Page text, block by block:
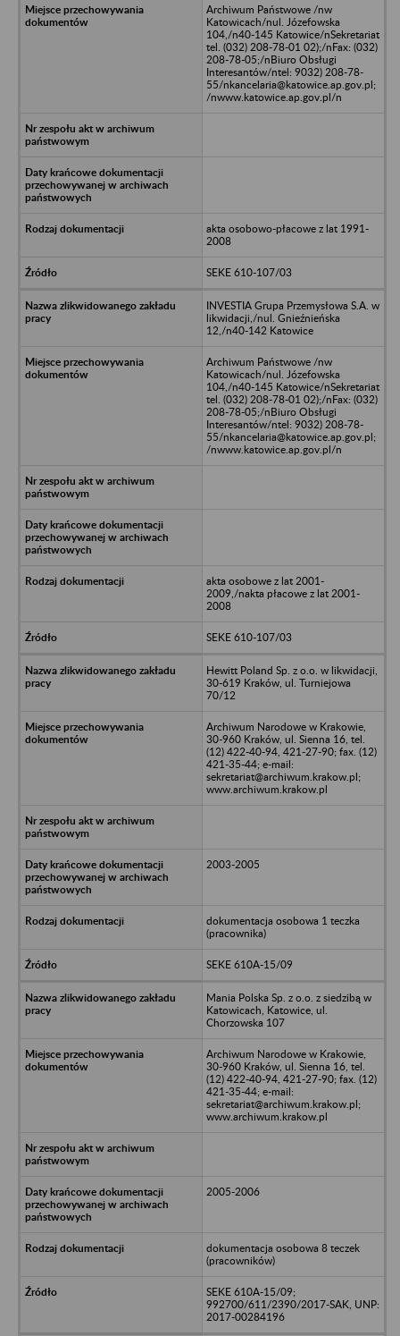
Archiwum Państwowe /nw
Katowicach/nul. Józefowska
104,/n40-145 Katowice/nSekretariat
tel. (032) 208-78-01 02);/nFax: (032)
208-78-05;/nBiuro Obsługi
Interesantów/ntel: 9032) 208-78-
55/nkancelaria@katowice.ap.gov.pl;
/nwww.katowice.ap.gov.pl/n
akta osobowo-płacowe z lat 1991-
2008
SEKE 610-107/03
INVESTIA Grupa Przemysłowa S.A. w
likwidacji,/nul. Gnieźnieńska
12,/n40-142 Katowice
Archiwum Państwowe /nw
Katowicach/nul. Józefowska
104,/n40-145 Katowice/nSekretariat
tel. (032) 208-78-01 02);/nFax: (032)
208-78-05;/nBiuro Obsługi
Interesantów/ntel: 9032) 208-78-
55/nkancelaria@katowice.ap.gov.pl;
/nwww.katowice.ap.gov.pl/n
akta osobowe z lat 2001-
2009,/nakta płacowe z lat 2001-
2008
SEKE 610-107/03
Hewitt Poland Sp. z o.o. w likwidacji,
30-619 Kraków, ul. Turniejowa
70/12
Archiwum Narodowe w Krakowie,
30-960 Kraków, ul. Sienna 16, tel.
(12) 422-40-94, 421-27-90; fax. (12)
421-35-44; e-mail:
sekretariat@archiwum.krakow.pl;
www.archiwum.krakow.pl
2003-2005
dokumentacja osobowa 1 teczka
(pracownika)
SEKE 610A-15/09
Mania Polska Sp. z o.o. z siedzibą w
Katowicach, Katowice, ul.
Chorzowska 107
Archiwum Narodowe w Krakowie,
30-960 Kraków, ul. Sienna 16, tel.
(12) 422-40-94, 421-27-90; fax. (12)
421-35-44; e-mail:
sekretariat@archiwum.krakow.pl;
www.archiwum.krakow.pl
2005-2006
dokumentacja osobowa 8 teczek
(pracowników)
SEKE 610A-15/09;
992700/611/2390/2017-SAK, UNP:
2017-00284196